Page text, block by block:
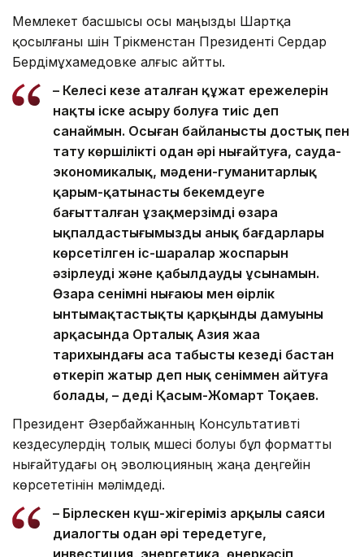
Мемлекет басшысы осы маңызды Шартқа
қосылғаны үшін Түрікменстан Президенті Сердар
Бердімұхамедовке алғыс айтты.
– Келесі кезең аталған құжат ережелерін
нақты іске асыру болуға тиіс деп
санаймын. Осыған байланысты достық пен
тату көршілікті одан әрі нығайтуға, сауда-
экономикалық, мәдени-гуманитарлық
қарым-қатынасты бекемдеуге
бағытталған ұзақмерзімді өзара
ықпалдастығымыздың анық бағдарлары
көрсетілген іс-шаралар жоспарын
әзірлеуді және қабылдауды ұсынамын.
Өзара сенімнің нығаюы мен өңірлік
ынтымақтастықтың қарқынды дамуының
арқасында Орталық Азия жаңа
тарихындағы аса табысты кезеңді бастан
өткеріп жатыр деп нық сеніммен айтуға
болады, – деді Қасым-Жомарт Тоқаев.
Президент Әзербайжанның Консультативті
кездесулердің толық мүшесі болуы бұл форматты
нығайтудағы оң эволюцияның жаңа деңгейін
көрсететінін мәлімдеді.
– Бірлескен күш-жігеріміз арқылы саяси
диалогты одан әрі тереңдетуге,
инвестиция, энергетика, өнеркәсіп